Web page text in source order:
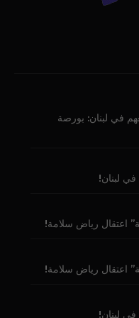
في لبنان: بورصة
لبنان!
اعتقال رياض سلامة!
اعتقال رياض سلامة!
لبنان!